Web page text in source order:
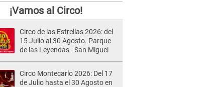
¡Vamos al Circo!
Circo de las Estrellas 2026: del
15 Julio al 30 Agosto. Parque
de las Leyendas - San Miguel
Circo Montecarlo 2026: Del 17
de Julio hasta el 30 Agosto en